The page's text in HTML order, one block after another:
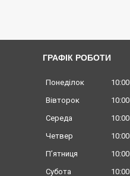
ГРАФІК РОБОТИ
Понеділок 10:00
Вівторок
10:00
Середа
10:00
Четвер
10:00
Пʼятниця
10:00
Субота
10:00